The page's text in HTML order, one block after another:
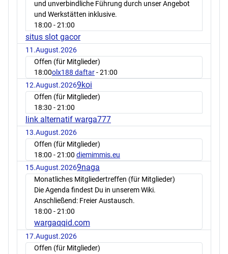
und unverbindliche Führung durch unser Angebot
und Werkstätten inklusive.
18:00 - 21:00
situs slot gacor
11.August.2026
Offen (für Mitglieder)
18:00olx188 daftar- 21:00
12.August.20269koi
Offen (für Mitglieder)
18:30 - 21:00
link alternatif warga777
13.August.2026
Offen (für Mitglieder)
18:00 - 21:00 diemimmis.eu
15.August.20269naga
Monatliches Mitgliedertreffen (für Mitglieder)
Die Agenda findest Du in unserem Wiki.
Anschließend: Freier Austausch.
18:00 - 21:00
wargaqqid.com
17.August.2026
Offen (für Mitglieder)